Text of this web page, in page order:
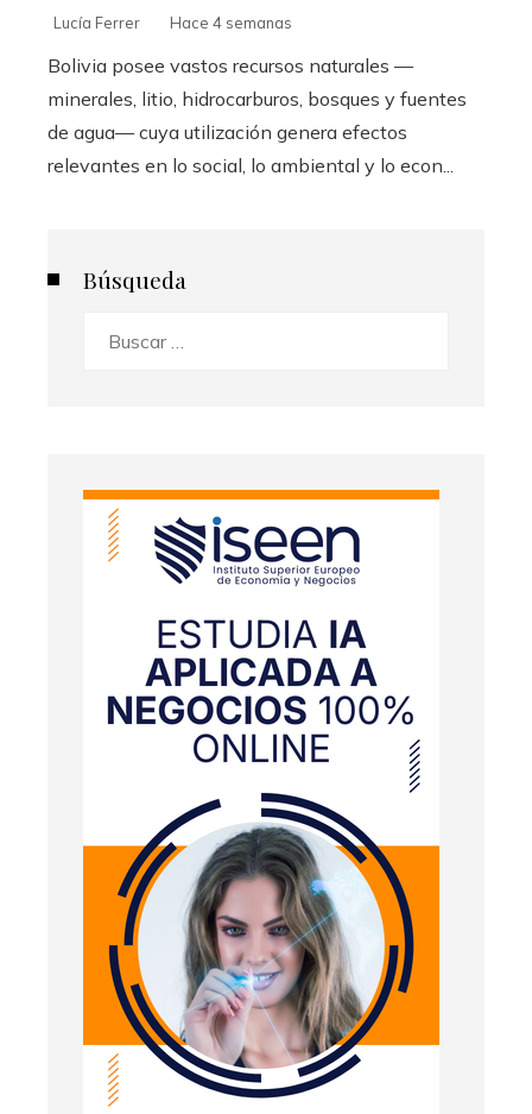
Lucía Ferrer Hace 4 semanas
Bolivia posee vastos recursos naturales —
minerales, litio, hidrocarburos, bosques y fuentes
de agua— cuya utilización genera efectos
relevantes en lo social, lo ambiental y lo econ...
Búsqueda